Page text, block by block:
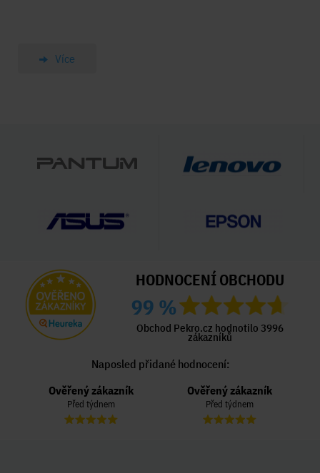
Více
HODNOCENÍ OBCHODU
99 %
Obchod Pekro.cz hodnotilo 3996
zákazníků
Naposled přidané hodnocení:
Ověřený zákazník
Před týdnem
Ověřený zákazník
Před týdnem